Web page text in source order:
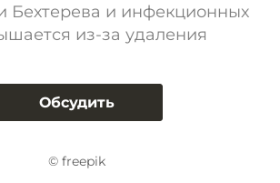
Бехтерева и инфекционных
из-за удаления
Обсудить
© freepik